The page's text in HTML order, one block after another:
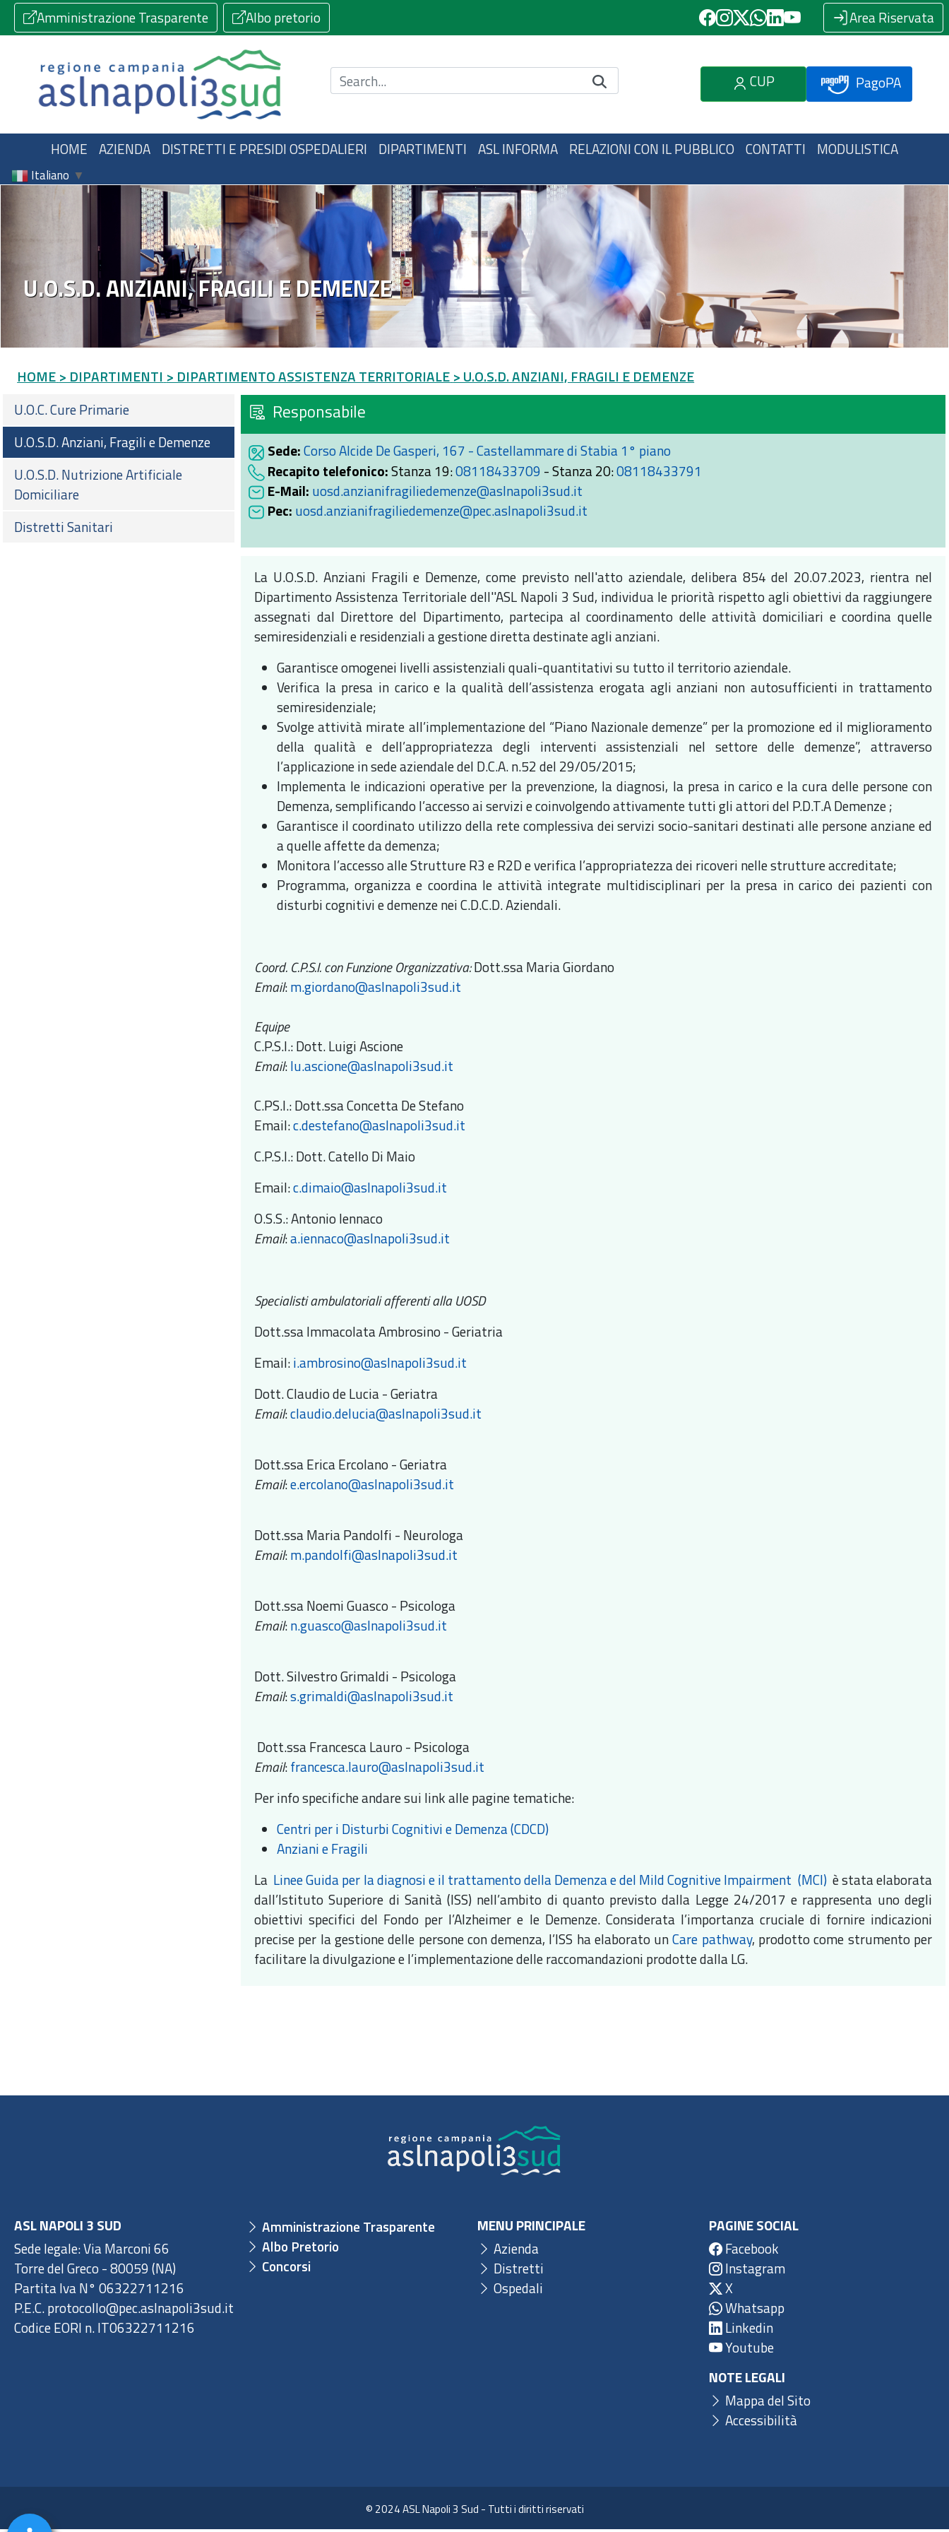
Amministrazione Trasparente Albo pretorio Area Riservata
Cerca nel sito CUP PagoPA
HOME AZIENDA DISTRETTI E PRESIDI OSPEDALIERI DIPARTIMENTI ASL INFORMA RELAZIONI CON IL PUBBLICO CONTATTI MODULISTICA
Italiano ▼
U.O.S.D. ANZIANI, FRAGILI E DEMENZE
HOME > DIPARTIMENTI > DIPARTIMENTO ASSISTENZA TERRITORIALE > U.O.S.D. ANZIANI, FRAGILI E DEMENZE
U.O.C. Cure Primarie
U.O.S.D. Anziani, Fragili e Demenze
U.O.S.D. Nutrizione Artificiale
Domiciliare
Distretti Sanitari
Responsabile
Sede:Corso Alcide De Gasperi, 167 - Castellammare di Stabia 1° piano
Recapito telefonico:Stanza 19:08118433709 - Stanza 20:08118433791
E-Mail: uosd.anzianifragiliedemenze@aslnapoli3sud.it
Pec: uosd.anzianifragiliedemenze@pec.aslnapoli3sud.it
La U.O.S.D. Anziani Fragili e Demenze, come previsto nell'atto aziendale, delibera 854 del 20.07.2023, rientra nel
Dipartimento Assistenza Territoriale dell''ASL Napoli 3 Sud, individua le priorità rispetto agli obiettivi da raggiungere
assegnati dal Direttore del Dipartimento, partecipa al coordinamento delle attività domiciliari e coordina quelle
semiresidenziali e residenziali a gestione diretta destinate agli anziani.
Garantisce omogenei livelli assistenziali quali-quantitativi su tutto il territorio aziendale.
Verifica la presa in carico e la qualità dell’assistenza erogata agli anziani non autosufficienti in trattamento
semiresidenziale;
Svolge attività mirate all’implementazione del “Piano Nazionale demenze” per la promozione ed il miglioramento
della qualità e dell’appropriatezza degli interventi assistenziali nel settore delle demenze”, attraverso
l’applicazione in sede aziendale del D.C.A. n.52 del 29/05/2015;
Implementa le indicazioni operative per la prevenzione, la diagnosi, la presa in carico e la cura delle persone con
Demenza, semplificando l’accesso ai servizi e coinvolgendo attivamente tutti gli attori del P.D.T.A Demenze ;
Garantisce il coordinato utilizzo della rete complessiva dei servizi socio-sanitari destinati alle persone anziane ed
a quelle affette da demenza;
Monitora l’accesso alle Strutture R3 e R2D e verifica l’appropriatezza dei ricoveri nelle strutture accreditate;
Programma, organizza e coordina le attività integrate multidisciplinari per la presa in carico dei pazienti con
disturbi cognitivi e demenze nei C.D.C.D. Aziendali.
Coord. C.P.S.I. con Funzione Organizzativa:Dott.ssa Maria Giordano
Email:m.giordano@aslnapoli3sud.it
Equipe
C.P.S.I.: Dott. Luigi Ascione
Email:lu.ascione@aslnapoli3sud.it
C.PS.I.: Dott.ssa Concetta De Stefano
Email:c.destefano@aslnapoli3sud.it
C.P.S.I.: Dott. Catello Di Maio
Email:c.dimaio@aslnapoli3sud.it
O.S.S.: Antonio Iennaco
Email:a.iennaco@aslnapoli3sud.it
Specialisti ambulatoriali afferenti alla UOSD
Dott.ssa Immacolata Ambrosino - Geriatria
Email:i.ambrosino@aslnapoli3sud.it
Dott. Claudio de Lucia - Geriatra
Email:claudio.delucia@aslnapoli3sud.it
Dott.ssa Erica Ercolano - Geriatra
Email:e.ercolano@aslnapoli3sud.it
Dott.ssa Maria Pandolfi - Neurologa
Email:m.pandolfi@aslnapoli3sud.it
Dott.ssa Noemi Guasco - Psicologa
Email:n.guasco@aslnapoli3sud.it
Dott. Silvestro Grimaldi - Psicologa
Email:s.grimaldi@aslnapoli3sud.it
Dott.ssa Francesca Lauro - Psicologa
Email:francesca.lauro@aslnapoli3sud.it
Per info specifiche andare sui link alle pagine tematiche:
Centri per i Disturbi Cognitivi e Demenza (CDCD)
Anziani e Fragili
La Linee Guida per la diagnosi e il trattamento della Demenza e del Mild Cognitive Impairment (MCI) è stata elaborata
dall’Istituto Superiore di Sanità (ISS) nell’ambito di quanto previsto dalla Legge 24/2017 e rappresenta uno degli
obiettivi specifici del Fondo per l’Alzheimer e le Demenze. Considerata l’importanza cruciale di fornire indicazioni
precise per la gestione delle persone con demenza, l’ISS ha elaborato unCare pathway, prodotto come strumento per
facilitare la divulgazione e l’implementazione delle raccomandazioni prodotte dalla LG.
ASL NAPOLI 3 SUD
Sede legale: Via Marconi 66
Torre del Greco - 80059 (NA)
Partita Iva N° 06322711216
P.E.C. protocollo@pec.aslnapoli3sud.it
Codice EORI n. IT06322711216
Amministrazione Trasparente
Albo Pretorio
Concorsi
MENU PRINCIPALE
Azienda
Distretti
Ospedali
PAGINE SOCIAL
Facebook
Instagram
X
Whatsapp
Linkedin
Youtube
NOTE LEGALI
Mappa del Sito
Accessibilità
© 2024 ASL Napoli 3 Sud - Tutti i diritti riservati